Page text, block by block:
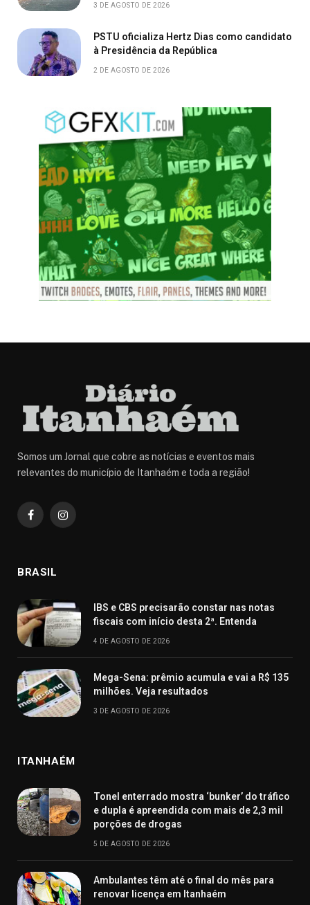
3 DE AGOSTO DE 2026
PSTU oficializa Hertz Dias como candidato
à Presidência da República
2 DE AGOSTO DE 2026
Somos um Jornal que cobre as notícias e eventos mais
relevantes do município de Itanhaém e toda a região!
FacebookInstagram
BRASIL
IBS e CBS precisarão constar nas notas
fiscais com início desta 2ª. Entenda
4 DE AGOSTO DE 2026
Mega-Sena: prêmio acumula e vai a R$ 135
milhões. Veja resultados
3 DE AGOSTO DE 2026
ITANHAÉM
Tonel enterrado mostra ‘bunker’ do tráfico
e dupla é apreendida com mais de 2,3 mil
porções de drogas
5 DE AGOSTO DE 2026
Ambulantes têm até o final do mês para
renovar licença em Itanhaém